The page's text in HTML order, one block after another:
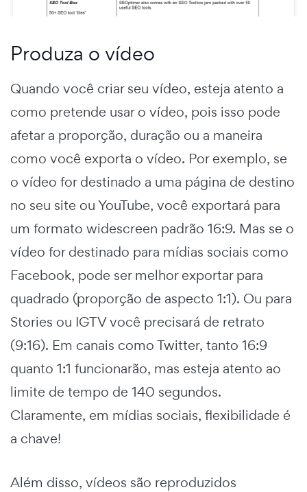
Produza o vídeo
Quando você criar seu vídeo, esteja atento a
como pretende usar o vídeo, pois isso pode
afetar a proporção, duração ou a maneira
como você exporta o vídeo. Por exemplo, se
o vídeo for destinado a uma página de destino
no seu site ou YouTube, você exportará para
um formato widescreen padrão 16:9. Mas se o
vídeo for destinado para mídias sociais como
Facebook, pode ser melhor exportar para
quadrado (proporção de aspecto 1:1). Ou para
Stories ou IGTV você precisará de retrato
(9:16). Em canais como Twitter, tanto 16:9
quanto 1:1 funcionarão, mas esteja atento ao
limite de tempo de 140 segundos.
Claramente, em mídias sociais, flexibilidade é
a chave!
Além disso, vídeos são reproduzidos